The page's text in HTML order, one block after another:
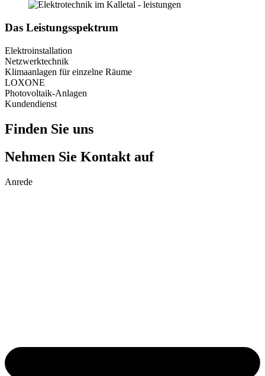
Das Leistungsspektrum
Elektroinstallation
Netzwerktechnik
Klimaanlagen für einzelne Räume
LOXONE
Photovoltaik-Anlagen
Kundendienst
Finden Sie uns
Nehmen Sie Kontakt auf
Anrede